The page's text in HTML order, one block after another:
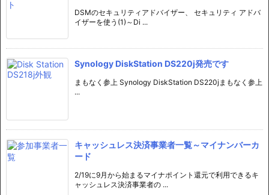
DSMのセキュリティアドバイザー、 セキュリティ アドバ
イザーを使う(1)～Di ...
Synology DiskStation DS220j発売です
まもなく参上 Synology DiskStation DS220jまもなく参上
...
キャッシュレス決済事業者一覧～マイナンバーカ
ード
2/19に9月から始まるマイナポイント還元で利用できるキ
ャッシュレス決済事業者の ...